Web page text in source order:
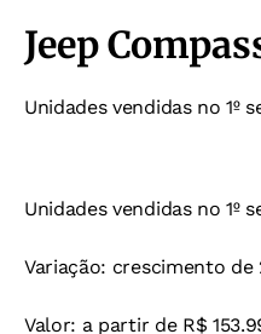
Jeep
Unidades vendidas no 1º
Unidades vendidas no 1º
Variação: crescimento de
Valor: a partir de R$